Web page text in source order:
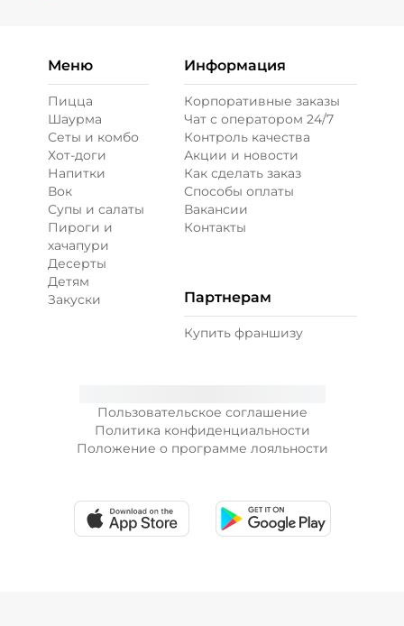
Пользовательское соглашение
Политика конфиденциальности
Положение о программе лояльности
Меню
Пицца
Шаурма
Сеты и комбо
Хот-доги
Напитки
Вок
Супы и салаты
Пироги и
хачапури
Десерты
Детям
Закуски
Информация
Корпоративные заказы
Чат с оператором 24/7
Контроль качества
Акции и новости
Как сделать заказ
Способы оплаты
Вакансии
Контакты
Партнерам
Купить франшизу